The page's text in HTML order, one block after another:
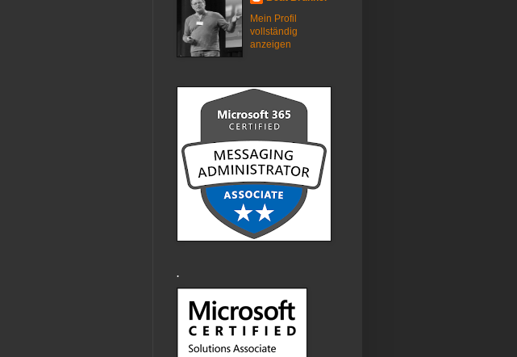
Mein Profil
vollständig
anzeigen
.